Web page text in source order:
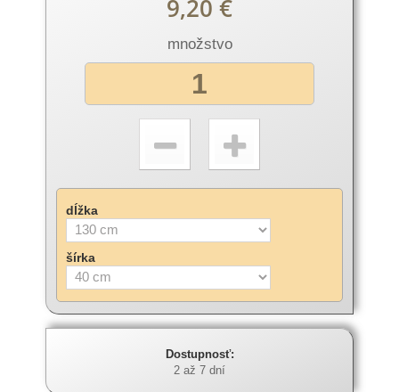
9,20 €
množstvo
dĺžka
šírka
Dostupnosť:
2 až 7 dní